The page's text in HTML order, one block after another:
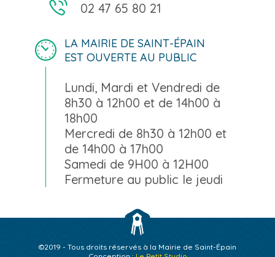
02 47 65 80 21
LA MAIRIE DE SAINT-ÉPAIN
EST OUVERTE AU PUBLIC
Lundi, Mardi et Vendredi de
8h30 à 12h00 et de 14h00 à
18h00
Mercredi de 8h30 à 12h00 et
de 14h00 à 17h00
Samedi de 9H00 à 12H00
Fermeture au public le jeudi
©2019 - Tous droits réservés à la Mairie de Saint-Épain